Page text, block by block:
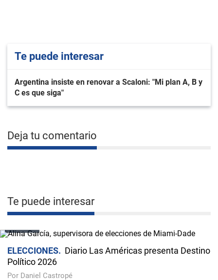
Te puede interesar
Argentina insiste en renovar a Scaloni: "Mi plan A, B y
C es que siga"
Deja tu comentario
Te puede interesar
ELECCIONES
Diario Las Américas presenta Destino
Político 2026
Por Daniel Castropé